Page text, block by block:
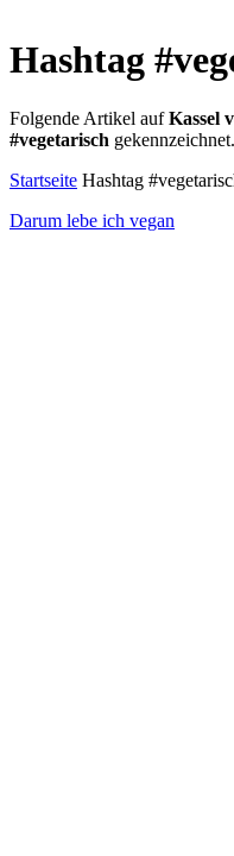
Hashtag
Folgende Artikel aufKassel
#vegetarisch gekennzeichnet.
Startseite Hashtag
Darum lebe ich vegan